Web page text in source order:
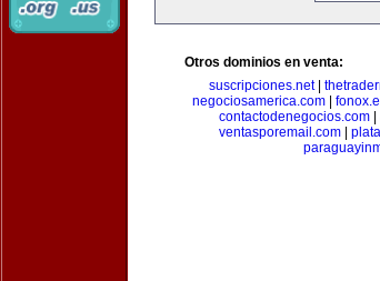
Otros dominios en venta:
suscripciones.net|
negociosamerica.com|
contactodenegocios.com|
ventasporemail.com|